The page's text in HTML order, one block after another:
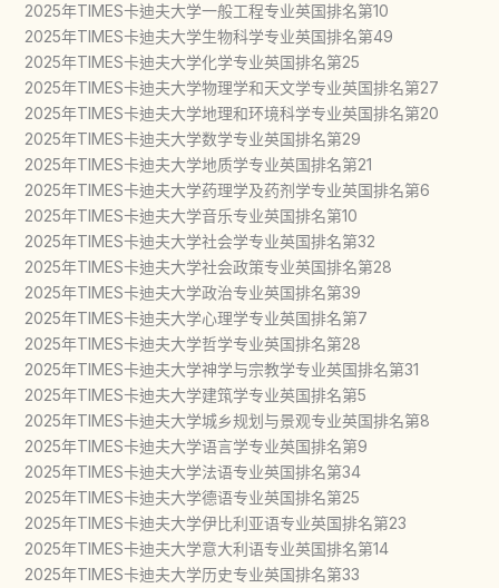
2025年TIMES卡迪夫大学一般工程专业英国排名第10
2025年TIMES卡迪夫大学生物科学专业英国排名第49
2025年TIMES卡迪夫大学化学专业英国排名第25
2025年TIMES卡迪夫大学物理学和天文学专业英国排名第27
2025年TIMES卡迪夫大学地理和环境科学专业英国排名第20
2025年TIMES卡迪夫大学数学专业英国排名第29
2025年TIMES卡迪夫大学地质学专业英国排名第21
2025年TIMES卡迪夫大学药理学及药剂学专业英国排名第6
2025年TIMES卡迪夫大学音乐专业英国排名第10
2025年TIMES卡迪夫大学社会学专业英国排名第32
2025年TIMES卡迪夫大学社会政策专业英国排名第28
2025年TIMES卡迪夫大学政治专业英国排名第39
2025年TIMES卡迪夫大学心理学专业英国排名第7
2025年TIMES卡迪夫大学哲学专业英国排名第28
2025年TIMES卡迪夫大学神学与宗教学专业英国排名第31
2025年TIMES卡迪夫大学建筑学专业英国排名第5
2025年TIMES卡迪夫大学城乡规划与景观专业英国排名第8
2025年TIMES卡迪夫大学语言学专业英国排名第9
2025年TIMES卡迪夫大学法语专业英国排名第34
2025年TIMES卡迪夫大学德语专业英国排名第25
2025年TIMES卡迪夫大学伊比利亚语专业英国排名第23
2025年TIMES卡迪夫大学意大利语专业英国排名第14
2025年TIMES卡迪夫大学历史专业英国排名第33